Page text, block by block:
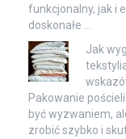
funkcjonalny, jak i
doskonałe …
Jak
Pakowanie
być wyzwaniem,
zrobić szybko i